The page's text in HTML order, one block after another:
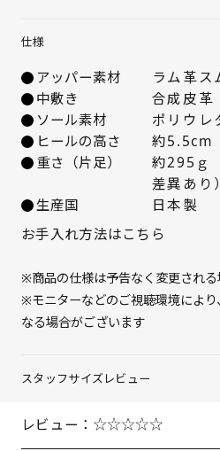
21.5cm
22cm × 在庫なし
22.5cm × 在庫なし
23cm × 在庫なし
23.5cm × 在庫なし
24.5cm △ 概ね１週間後
仕様
アッパー素材
ラム革ス
中敷き
合成皮革
ソール素材
ポリウレ
ヒールの高さ
約5.5cm
重さ（片足）
約295ｇ
差異あり）
生産国
日本製
お手入れ方法はこちら
※商品の仕様は予告なく変更され
※モニターなどのご視聴環境によ
なる場合がございます
スタッフサイズレビュー
レビュー：